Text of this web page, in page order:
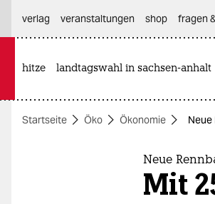
themen
verlag
veranstaltungen shop fragen
hitze landtagswahl in sachsen-anhalt
Startseite Öko Ökonomie Neue
Neue
Mit